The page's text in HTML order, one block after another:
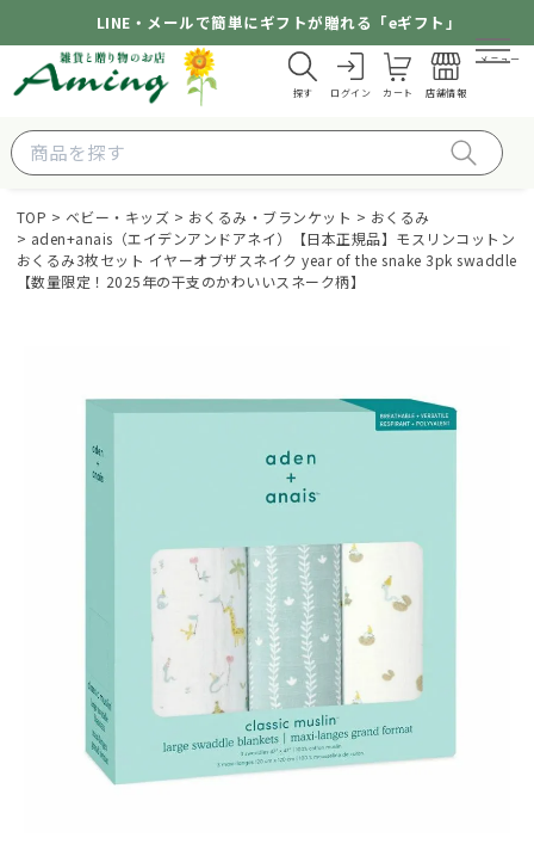
LINE・メールで簡単にギフトが贈れる「eギフト」
探す ログイン カート 店舗情報
メニュー
TOP ベビー・キッズ おくるみ・ブランケット
おくるみ
aden+anais（エイデンアンドアネイ）【日本正規品】モスリンコットン
おくるみ3枚セット イヤーオブザスネイク year of the snake 3pk swaddle
【数量限定！2025年の干支のかわいいスネーク柄】